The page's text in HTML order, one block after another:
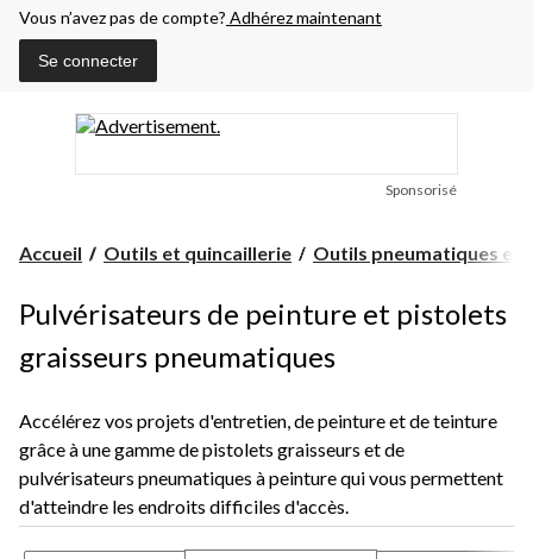
Vous n’avez pas de compte? Adhérez maintenant
Se connecter
Sponsorisé
Accueil Outils et quincaillerie Outils pneumatiques et
Pulvérisateurs de peinture et pistolets
graisseurs pneumatiques
Accélérez vos projets d'entretien, de peinture et de teinture
grâce à une gamme de pistolets graisseurs et de
pulvérisateurs pneumatiques à peinture qui vous permettent
d'atteindre les endroits difficiles d'accès.